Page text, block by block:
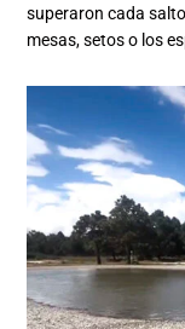
superaron cada
mesas, setos o los